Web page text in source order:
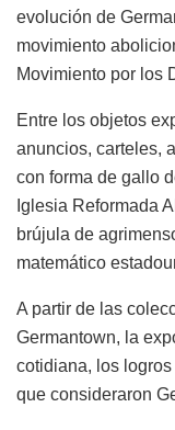
evolución de
movimiento
Movimiento por los
Entre los objetos
anuncios, carteles,
con forma de gallo
Iglesia Reformada
brújula de
matemático
A partir de las
Germantown, la
cotidiana, los
que consideraron